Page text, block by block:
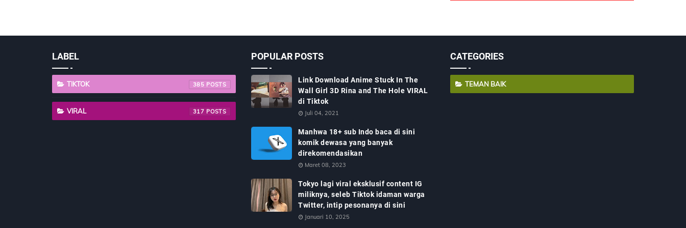
LABEL
TIKTOK 385
VIRAL 317
POPULAR POSTS
Link Download Anime Stuck In The
Wall Girl 3D Rina and The Hole VIRAL
di Tiktok
Juli 04, 2021
Manhwa 18+ sub Indo baca di sini
komik dewasa yang banyak
direkomendasikan
Maret 08, 2023
Tokyo lagi viral eksklusif content IG
miliknya, seleb Tiktok idaman warga
Twitter, intip pesonanya di sini
Januari 10, 2025
CATEGORIES
TEMAN BAIK